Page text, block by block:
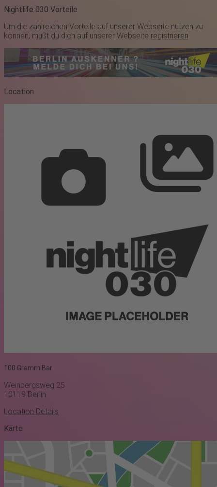
Nightlife 030 Vorteile
Um die zahlreichen Vorteile auf unserer Webseite nutzen zu
können, mußt du dich auf unserer Webseite registrieren.
Location
100 Gramm Bar
Weinbergsweg 25
10119 Berlin
Location Details
Karte